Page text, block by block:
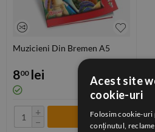
Muzicieni Din Bremen A5
800 lei
+
−
Acest site
cookie-uri
Folosim cookie-uri
conținutul,